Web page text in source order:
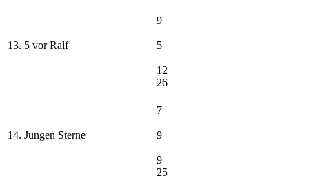
13. 5 vor Ralf
9
5
12
26
14. Jungen Sterne
7
9
9
25